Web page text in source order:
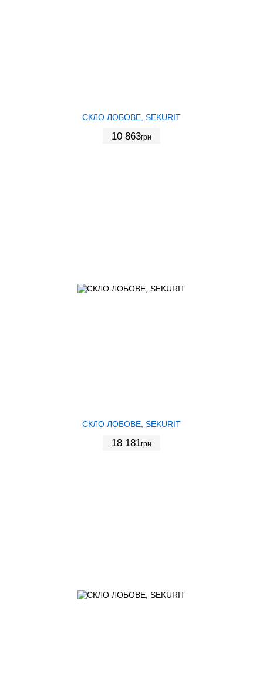
СКЛО ЛОБОВЕ, SEKURIT
10 863грн
СКЛО ЛОБОВЕ, SEKURIT
18 181грн